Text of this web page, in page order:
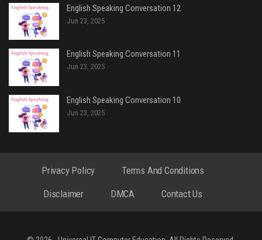
English Speaking Conversation 12
Jun 23, 2025
English Speaking Conversation 11
Jun 23, 2025
English Speaking Conversation 10
Jun 23, 2025
Privacy Policy
Terms And Conditions
Disclaimer
DMCA Contact Us